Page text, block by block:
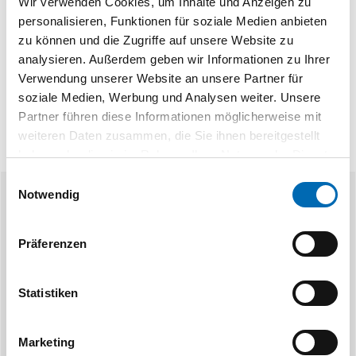
personalisieren, Funktionen für soziale Medien anbieten
zu können und die Zugriffe auf unsere Website zu
analysieren. Außerdem geben wir Informationen zu Ihrer
Verwendung unserer Website an unsere Partner für
soziale Medien, Werbung und Analysen weiter. Unsere
Partner führen diese Informationen möglicherweise mit
weiteren Daten zusammen, die Sie ihnen bereitgestellt
haben oder die sie im Rahmen Ihrer Nutzung der Dienste
Notwendig
Präferenzen
Statistiken
Marketing